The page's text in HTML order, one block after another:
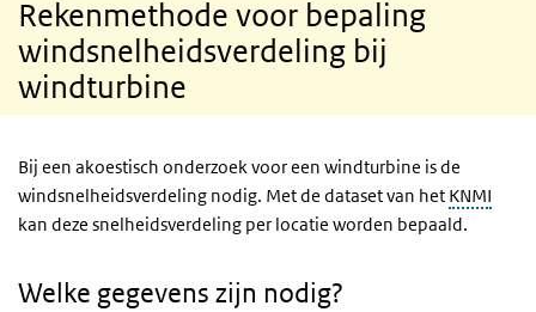
Rekenmethode voor bepaling
windsnelheidsverdeling bij
windturbine
Bij een akoestisch onderzoek voor een windturbine is de
windsnelheidsverdeling nodig. Met de dataset van het KNMI
kan deze snelheidsverdeling per locatie worden bepaald.
Welke gegevens zijn nodig?